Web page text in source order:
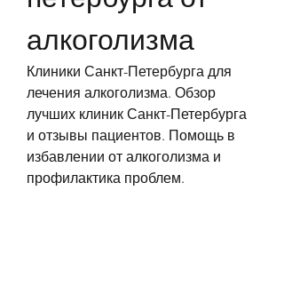
алкоголизма
Клиники Санкт-Петербурга для
лечения алкоголизма. Обзор
лучших клиник Санкт-Петербурга
и отзывы пациентов. Помощь в
избавлении от алкоголизма и
профилактика проблем.